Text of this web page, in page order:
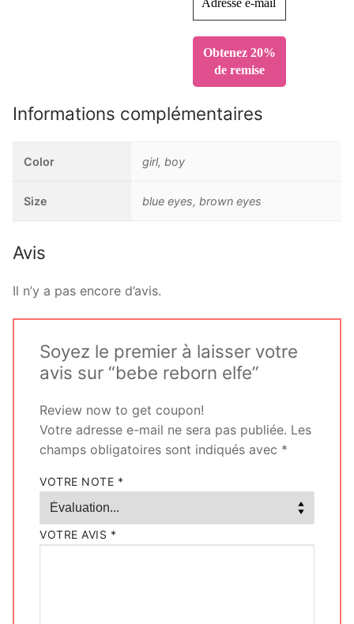
Informations complémentaires
Color girl, boy
Size blue eyes, brown eyes
Avis
Il n’y a pas encore d’avis.
Soyez le premier à laisser votre
avis sur “bebe reborn elfe”
Review now to get coupon!
Votre adresse e-mail ne sera pas publiée. Les
champs obligatoires sont indiqués avec *
VOTRE NOTE *
VOTRE AVIS *